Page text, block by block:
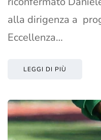
alla dirigenza a
Eccellenza…
LEGGI DI PIÙ